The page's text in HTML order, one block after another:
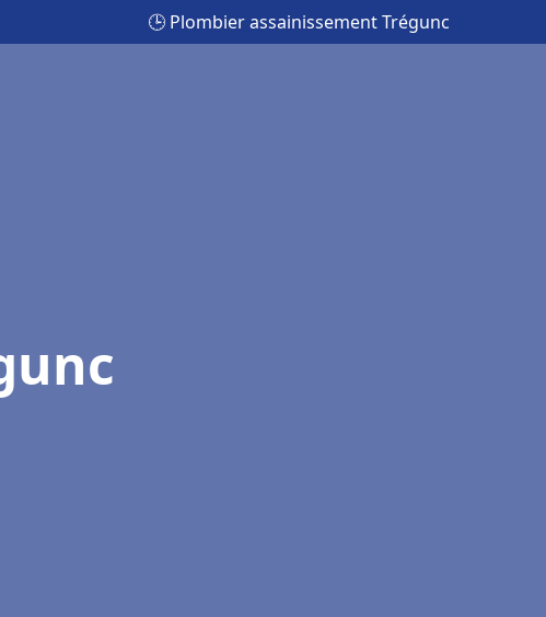
🕒 Plombier assainissement Trégunc